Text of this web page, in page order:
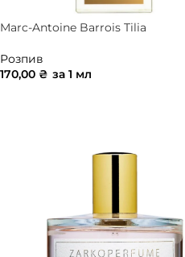
Marc-Antoine Barrois Tilia
Розпив
170,00 ₴ за 1 мл